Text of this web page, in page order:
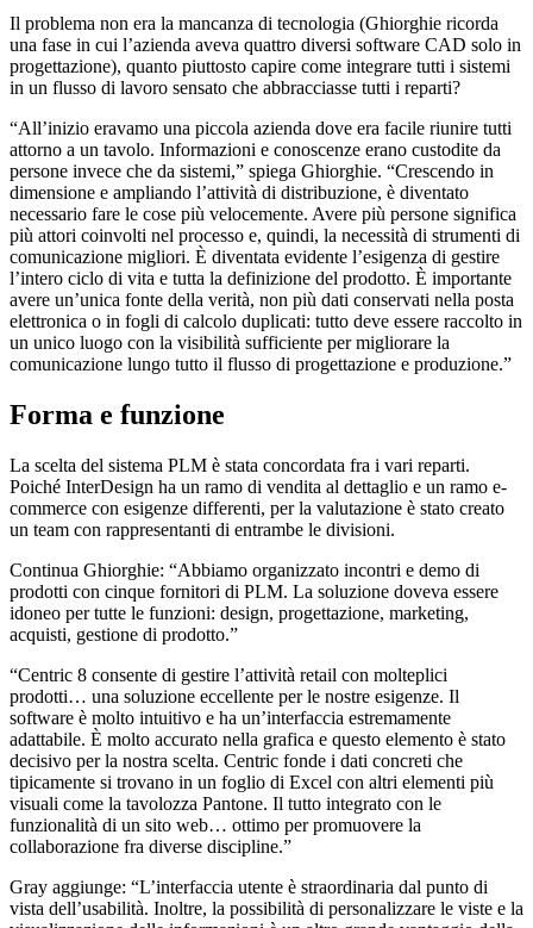
Il problema non era la mancanza di tecnologia (Ghiorghie ricorda
una fase in cui l’azienda aveva quattro diversi software CAD solo in
progettazione), quanto piuttosto capire come integrare tutti i sistemi
in un flusso di lavoro sensato che abbracciasse tutti i reparti?
“All’inizio eravamo una piccola azienda dove era facile riunire tutti
attorno a un tavolo. Informazioni e conoscenze erano custodite da
persone invece che da sistemi,” spiega Ghiorghie. “Crescendo in
dimensione e ampliando l’attività di distribuzione, è diventato
necessario fare le cose più velocemente. Avere più persone significa
più attori coinvolti nel processo e, quindi, la necessità di strumenti di
comunicazione migliori. È diventata evidente l’esigenza di gestire
l’intero ciclo di vita e tutta la definizione del prodotto. È importante
avere un’unica fonte della verità, non più dati conservati nella posta
elettronica o in fogli di calcolo duplicati: tutto deve essere raccolto in
un unico luogo con la visibilità sufficiente per migliorare la
comunicazione lungo tutto il flusso di progettazione e produzione.”
Forma e funzione
La scelta del sistema PLM è stata concordata fra i vari reparti.
Poiché InterDesign ha un ramo di vendita al dettaglio e un ramo e-
commerce con esigenze differenti, per la valutazione è stato creato
un team con rappresentanti di entrambe le divisioni.
Continua Ghiorghie: “Abbiamo organizzato incontri e demo di
prodotti con cinque fornitori di PLM. La soluzione doveva essere
idoneo per tutte le funzioni: design, progettazione, marketing,
acquisti, gestione di prodotto.”
“Centric 8 consente di gestire l’attività retail con molteplici
prodotti… una soluzione eccellente per le nostre esigenze. Il
software è molto intuitivo e ha un’interfaccia estremamente
adattabile. È molto accurato nella grafica e questo elemento è stato
decisivo per la nostra scelta. Centric fonde i dati concreti che
tipicamente si trovano in un foglio di Excel con altri elementi più
visuali come la tavolozza Pantone. Il tutto integrato con le
funzionalità di un sito web… ottimo per promuovere la
collaborazione fra diverse discipline.”
Gray aggiunge: “L’interfaccia utente è straordinaria dal punto di
vista dell’usabilità. Inoltre, la possibilità di personalizzare le viste e la